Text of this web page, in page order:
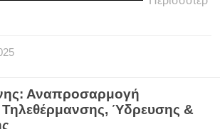
Αναπροσαρμογή
Τηλεθέρμανσης, Ύδρευσης &